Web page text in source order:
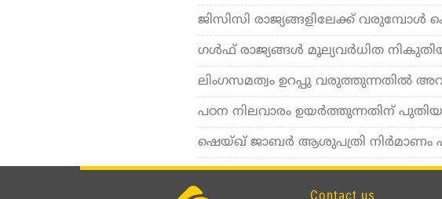
ജിസിസി രാജ്യങ്ങളിലേക്ക് വരുമ്പോൾ
ഗള്‍ഫ് രാജ്യങ്ങള്‍ മൂല്യവര്‍ധിത
ലിംഗസമത്വം ഉറപ്പു വരുത്തുന്നതിൽ
പഠന നിലവാരം ഉയർത്തുന്നതിന് പുതിയ
ഷെയ്ഖ് ജാബർ ആശുപത്രി നിർമാണം
Contact us